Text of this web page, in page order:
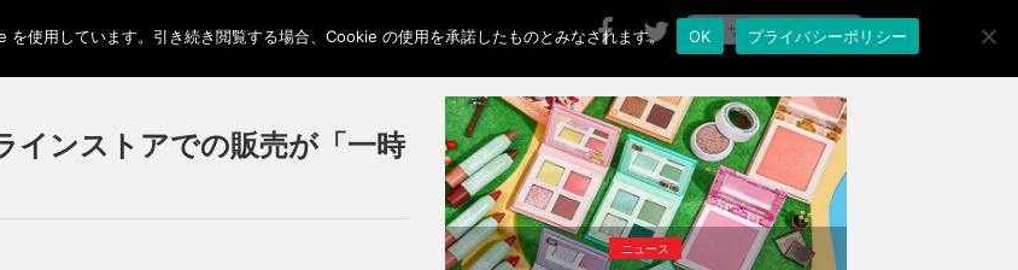
インストアでの販売が「一時
ニュース
使用しています。引き続き閲覧する場合、Cookie の使用を承諾したものとみなされます。 OK プライバシーポリシー